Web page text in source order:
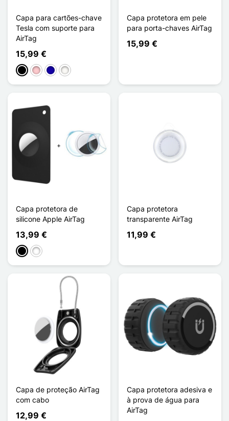
Capa para cartões-chave
Tesla com suporte para
AirTag
15,99 €
PretoRosaAzul Escuro
Blanc Étoilé
Capa protetora em pele
para porta-chaves AirTag
15,99 €
Capa protetora de
silicone Apple AirTag
13,99 €
PretoBranco
Capa protetora
transparente AirTag
11,99 €
Capa de proteção AirTag
com cabo
12,99 €
Capa protetora adesiva e
à prova de água para
AirTag